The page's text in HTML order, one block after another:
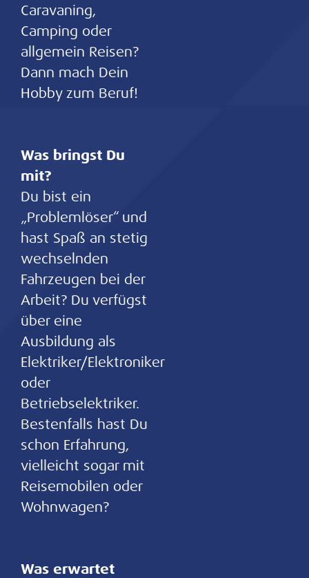
Caravaning,
Camping oder
allgemein Reisen?
Dann mach Dein
Hobby zum Beruf!
Was bringst Du
mit?
Du bist ein
„Problemlöser“ und
hast Spaß an stetig
wechselnden
Fahrzeugen bei der
Arbeit? Du verfügst
über eine
Ausbildung als
Elektriker/Elektroniker
oder
Betriebselektriker.
Bestenfalls hast Du
schon Erfahrung,
vielleicht sogar mit
Reisemobilen oder
Wohnwagen?
Was erwartet